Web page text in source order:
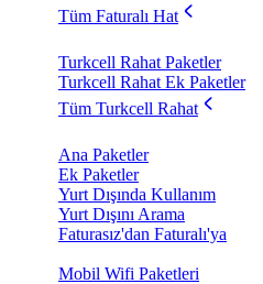
Tüm Faturalı Hat
Turkcell Rahat Paketler
Turkcell Rahat Ek Paketler
Tüm Turkcell Rahat
Ana Paketler
Ek Paketler
Yurt Dışında Kullanım
Yurt Dışını Arama
Faturasız'dan Faturalı'ya
Mobil Wifi Paketleri